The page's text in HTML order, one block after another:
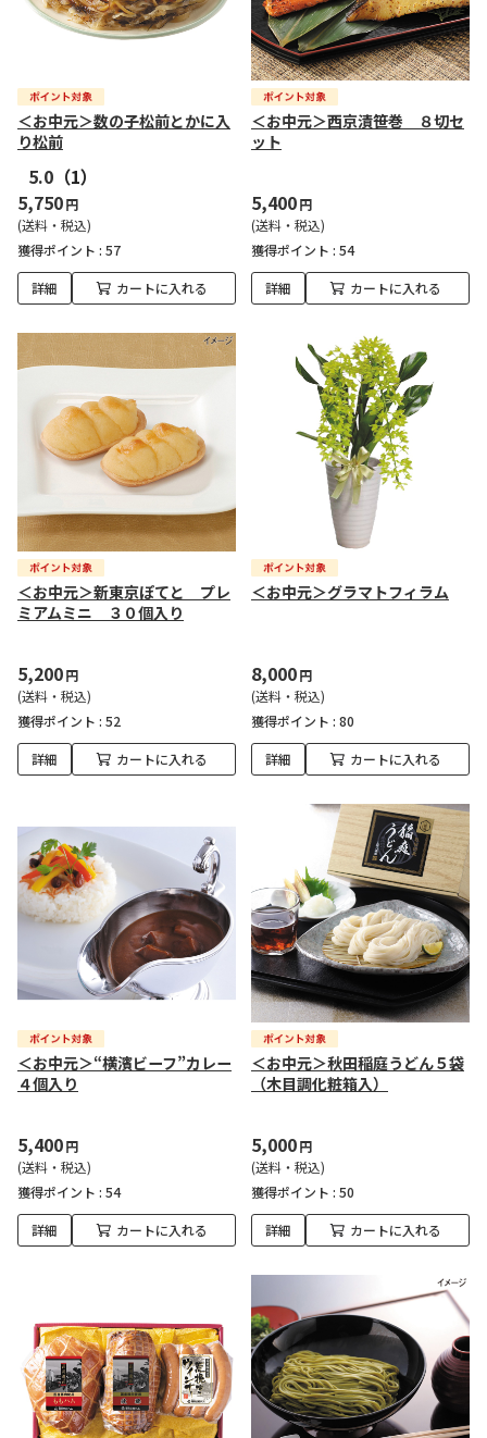
＜お中元＞数の子松前とかに入
り松前
5.0 （1）
5,750円
(送料・税込)
獲得ポイント : 57
詳細 カートに入れる
＜お中元＞西京漬笹巻 ８切セ
ット
5,400円
(送料・税込)
獲得ポイント : 54
詳細 カートに入れる
＜お中元＞新東京ぽてと プレ
ミアムミニ ３０個入り
5,200円
(送料・税込)
獲得ポイント : 52
詳細 カートに入れる
＜お中元＞グラマトフィラム
8,000円
(送料・税込)
獲得ポイント : 80
詳細 カートに入れる
＜お中元＞“横濱ビーフ”カレー
４個入り
5,400円
(送料・税込)
獲得ポイント : 54
詳細 カートに入れる
＜お中元＞秋田稲庭うどん５袋
（木目調化粧箱入）
5,000円
(送料・税込)
獲得ポイント : 50
詳細 カートに入れる